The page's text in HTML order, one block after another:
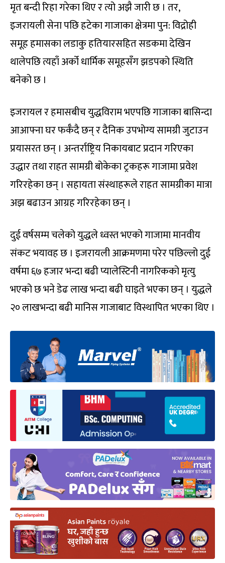
मृत बन्दी रिहा गरेका थिए र त्यो अझै जारी छ । तर,
इजरायली सेना पछि हटेका गाजाका क्षेत्रमा पुन: विद्रोही
समूह हमासका लडाकु हतियारसहित सडकमा देखिन
थालेपछि त्यहाँ अर्को धार्मिक समूहसँग झडपको स्थिति
बनेको छ ।
इजरायल र हमासबीच युद्धविराम भएपछि गाजाका बासिन्दा
आआफ्ना घर फर्कँदै छन् र दैनिक उपभोग्य सामग्री जुटाउन
प्रयासरत छन् । अन्तर्राष्ट्रिय निकायबाट प्रदान गरिएका
उद्धार तथा राहत सामग्री बोकेका ट्रकहरू गाजामा प्रवेश
गरिरहेका छन् । सहायता संस्थाहरूले राहत सामग्रीका मात्रा
अझ बढाउन आग्रह गरिरहेका छन् ।
दुई वर्षसम्म चलेको युद्धले ध्वस्त भएको गाजामा मानवीय
संकट भयावह छ । इजरायली आक्रमणमा परेर पछिल्लो दुई
वर्षमा ६७ हजार भन्दा बढी प्यालेस्टिनी नागरिकको मृत्यु
भएको छ भने डेढ लाख भन्दा बढी घाइते भएका छन् । युद्धले
२० लाखभन्दा बढी मानिस गाजाबाट विस्थापित भएका थिए ।